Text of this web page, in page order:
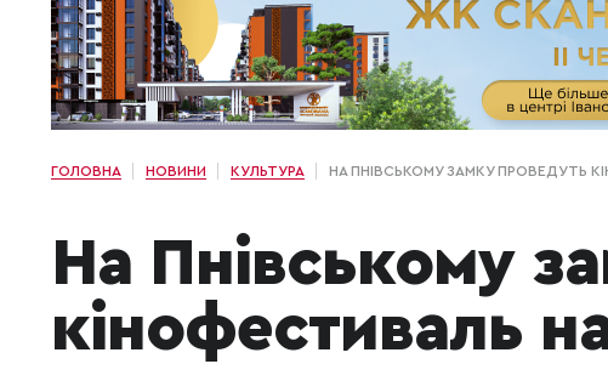
ГОЛОВНА НОВИНИ КУЛЬТУРА НА ПНІВСЬКОМУ ЗАМКУ ПРОВЕДУТЬ
На Пнівському
кінофестиваль